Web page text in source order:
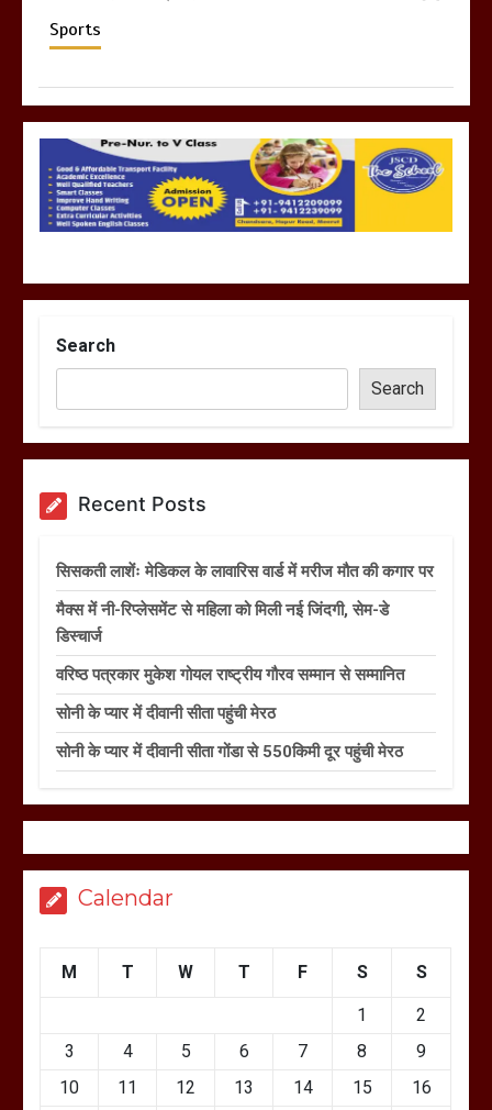
Sports
Search
Search
Recent Posts
सिसकती लाशेंः मेडिकल के लावारिस वार्ड में मरीज मौत की कगार पर
मैक्स में नी-रिप्लेसमेंट से महिला को मिली नई जिंदगी, सेम-डे
डिस्चार्ज
वरिष्ठ पत्रकार मुकेश गोयल राष्ट्रीय गौरव सम्मान से सम्मानित
सोनी के प्यार में दीवानी सीता पहुंची मेरठ
सोनी के प्यार में दीवानी सीता गोंडा से 550किमी दूर पहुंची मेरठ
Calendar
M T W T F S S
1
2
3
4 5 6 7 8
9
10
11 12 13 14 15
16